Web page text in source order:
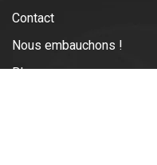
Contact
Nous embauchons !
Blogs